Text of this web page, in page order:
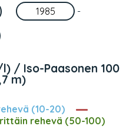
-
/ Iso-Paasonen 100
m)
(10-20)
rehevä (50-100)